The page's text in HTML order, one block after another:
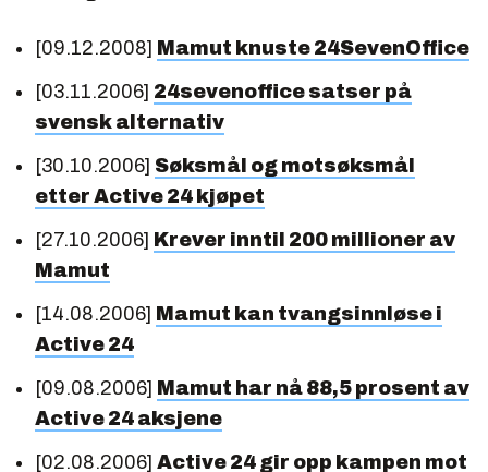
[09.12.2008] Mamut knuste 24SevenOffice
[03.11.2006] 24sevenoffice satser på
svensk alternativ
[30.10.2006] Søksmål og motsøksmål
etter Active 24 kjøpet
[27.10.2006] Krever inntil 200 millioner av
Mamut
[14.08.2006] Mamut kan tvangsinnløse i
Active 24
[09.08.2006] Mamut har nå 88,5 prosent av
Active 24 aksjene
[02.08.2006] Active 24 gir opp kampen mot